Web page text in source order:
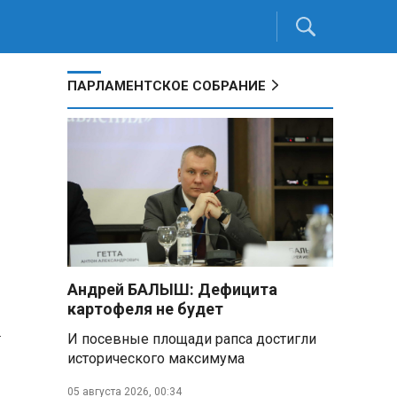
ПАРЛАМЕНТСКОЕ СОБРАНИЕ
Андрей БАЛЫШ: Дефицита
картофеля не будет
И посевные площади рапса достигли
исторического максимума
05 августа 2026, 00:34